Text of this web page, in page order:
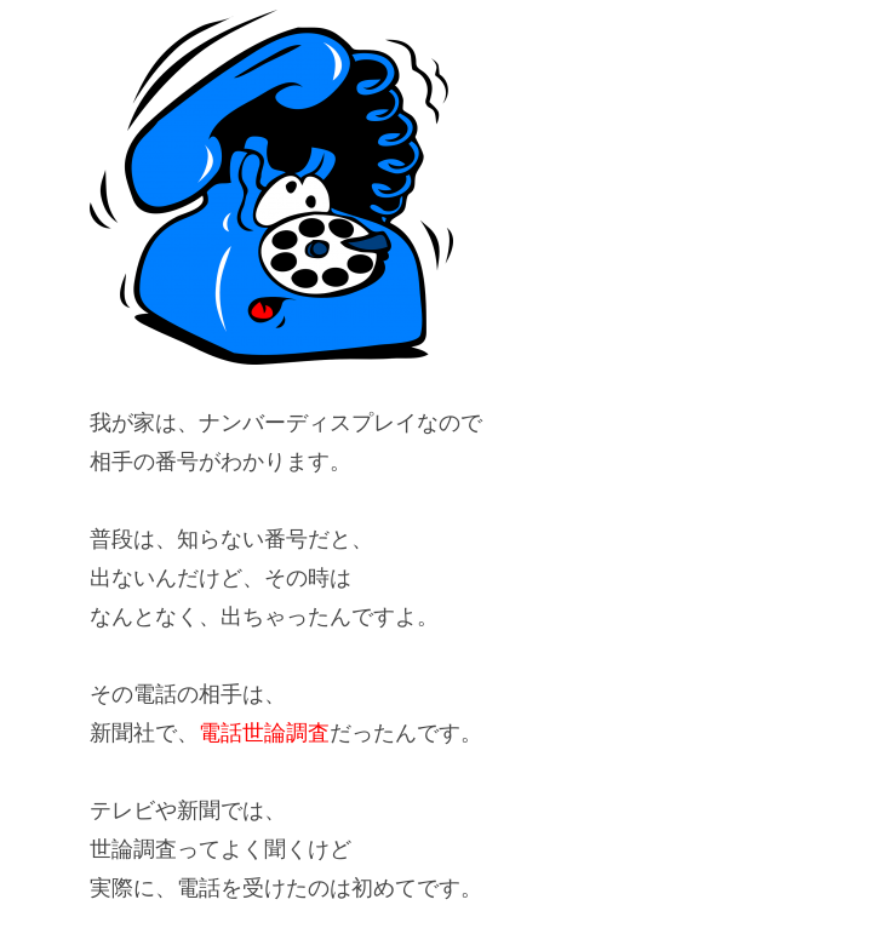
我が家は、 ナンバーディスプレイ なので
相手の番号がわかります。
普段は、知らない番号だと、
出ないんだけど、その時は
なんとなく、 出ちゃった んですよ。
その電話の相手は、
新聞社で、 電話世論調査だったんです。
テレビや新聞では、
世論調査ってよく聞くけど
実際に、 電話を受けたのは初めてです。